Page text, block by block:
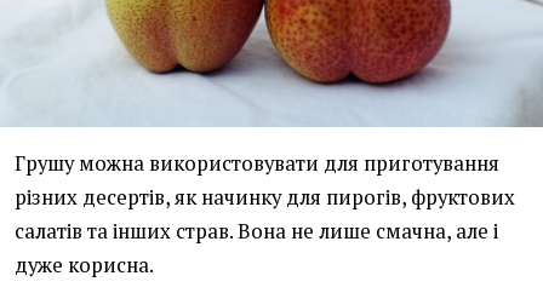
Грушу можна використовувати для приготування
різних десертів, як начинку для пирогів, фруктових
салатів та інших страв. Вона не лише смачна, але і
дуже корисна.